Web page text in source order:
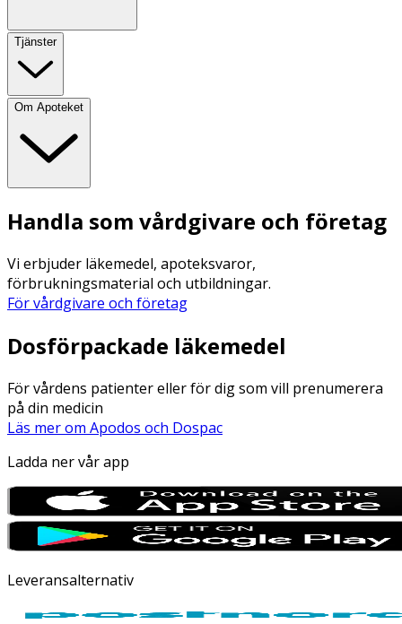
Tjänster
Om Apoteket
Handla som vårdgivare och företag
Vi erbjuder läkemedel, apoteksvaror,
förbrukningsmaterial och utbildningar.
För vårdgivare och företag
Dosförpackade läkemedel
För vårdens patienter eller för dig som vill prenumerera
på din medicin
Läs mer om Apodos och Dospac
Ladda ner vår app
Leveransalternativ